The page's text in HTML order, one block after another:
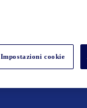
Impostazioni cookie